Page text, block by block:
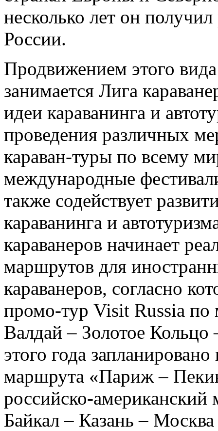
несколько лет он
России.
Продвижением этого
занимается Лига
идеи караванинга и
проведения различных
караван-туры по всему
международные
также содействует
караванинга и
караванеров начинает
маршрутов для
караванеров, согласно
промо-тур Visit Russia по
Валдай – Золотое
этого года
маршрута «Париж –
российско-
Байкал – Казань –